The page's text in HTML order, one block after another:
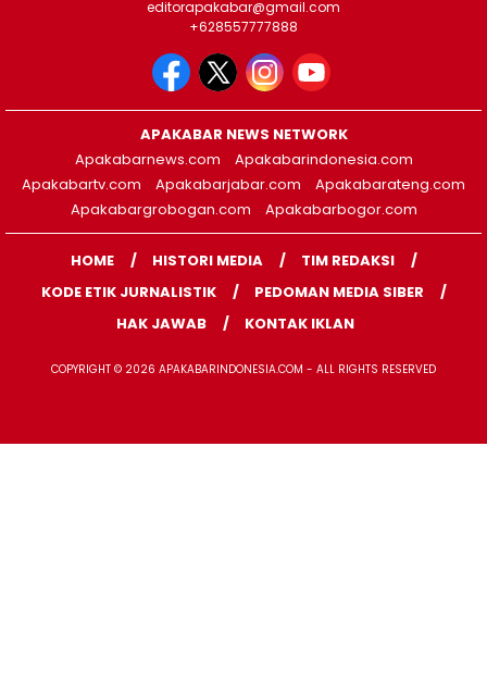
editorapakabar@gmail.com
+628557777888
APAKABAR NEWS NETWORK
Apakabarnews.com
Apakabarindonesia.com
Apakabartv.com
Apakabarjabar.com
Apakabarateng.com
Apakabargrobogan.com
Apakabarbogor.com
HOME HISTORI MEDIA
TIM REDAKSI
KODE ETIK JURNALISTIK
PEDOMAN MEDIA SIBER
HAK JAWAB
KONTAK IKLAN
COPYRIGHT © 2026 APAKABARINDONESIA.COM - ALL RIGHTS RESERVED